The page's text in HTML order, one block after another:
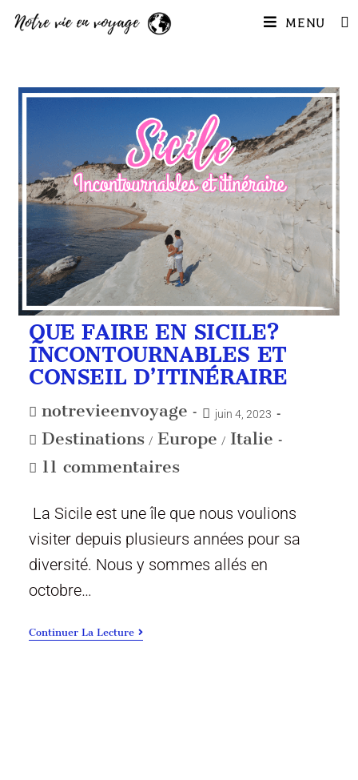
MENU
QUE FAIRE EN SICILE?
INCONTOURNABLES ET
CONSEIL D’ITINÉRAIRE
notrevieenvoyage juin 4, 2023
Destinations / Europe / Italie
11 commentaires
La Sicile est une île que nous voulions
visiter depuis plusieurs années pour sa
diversité. Nous y sommes allés en
octobre…
Continuer La Lecture